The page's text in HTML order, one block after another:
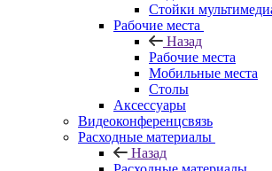
Стойки
Рабочие места
Назад
Рабочие места
Мобильные места
Столы
Аксессуары
Видеоконференцсвязь
Расходные материалы
Назад